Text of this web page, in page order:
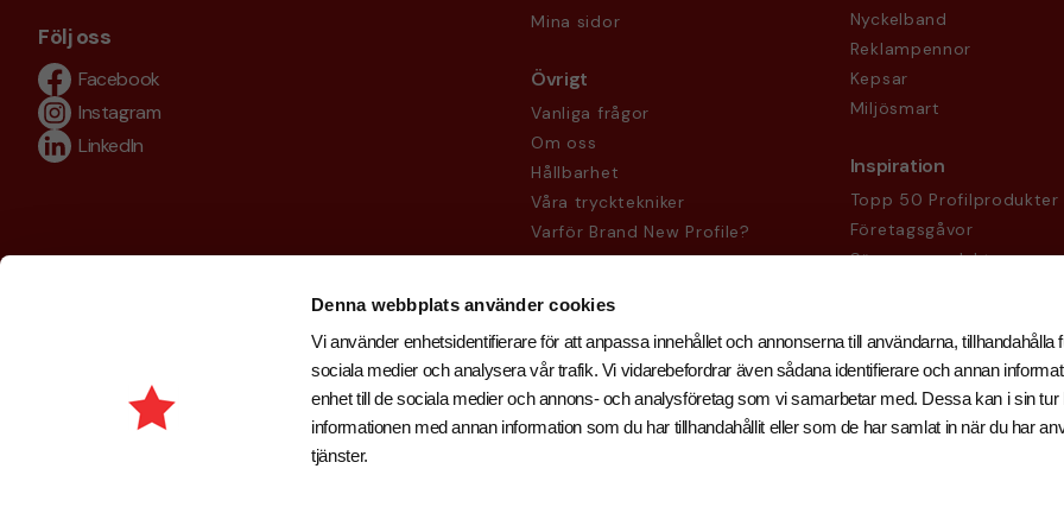
Denna webbplats använder cookies
Vi använder enhetsidentifierare för att anpassa innehållet och annonserna till användarna, tillhandahålla
sociala medier och analysera vår trafik. Vi vidarebefordrar även sådana identifierare och annan
enhet till de sociala medier och annons- och analysföretag som vi samarbetar med. Dessa kan i sin tur
informationen med annan information som du har tillhandahållit eller som de har samlat in när du har
tjänster.
Följ oss
Facebook
Instagram
LinkedIn
Mina sidor
Övrigt
Vanliga frågor
Om oss
Hållbarhet
Våra trycktekniker
Varför Brand New Profile?
Köpvillkor
Nyckelband
Reklampennor
Kepsar
Miljösmart
Inspiration
Topp 50 Profilprodukter
Företagsgåvor
Säsongsprodukter